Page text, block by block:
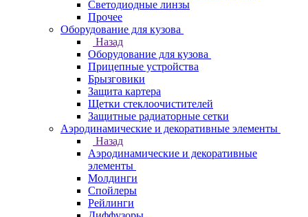
Светодиодные линзы
Прочее
Оборудование для кузова
Назад
Оборудование для кузова
Прицепные устройства
Брызговики
Защита картера
Щетки стеклоочистителей
Защитные радиаторные сетки
Аэродинамические и декоративные элементы
Назад
Аэродинамические и декоративные
элементы
Молдинги
Спойлеры
Рейлинги